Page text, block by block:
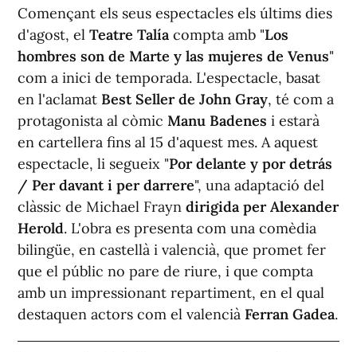
Començant els seus espectacles els últims dies
d'agost, el Teatre Talía compta amb "Los
hombres son de Marte y las mujeres de Venus"
com a inici de temporada. L'espectacle, basat
en l'aclamat Best Seller de John Gray, té com a
protagonista al còmic Manu Badenes i estarà
en cartellera fins al 15 d'aquest mes. A aquest
espectacle, li segueix "Por delante y por detrás
/ Per davant i per darrere", una adaptació del
clàssic de Michael Frayn dirigida per Alexander
Herold. L'obra es presenta com una comèdia
bilingüe, en castellà i valencià, que promet fer
que el públic no pare de riure, i que compta
amb un impressionant repartiment, en el qual
destaquen actors com el valencià Ferran Gadea.